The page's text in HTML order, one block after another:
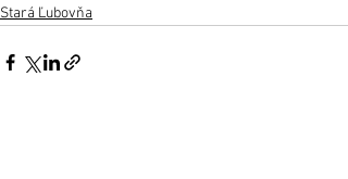
Stará Ľubovňa